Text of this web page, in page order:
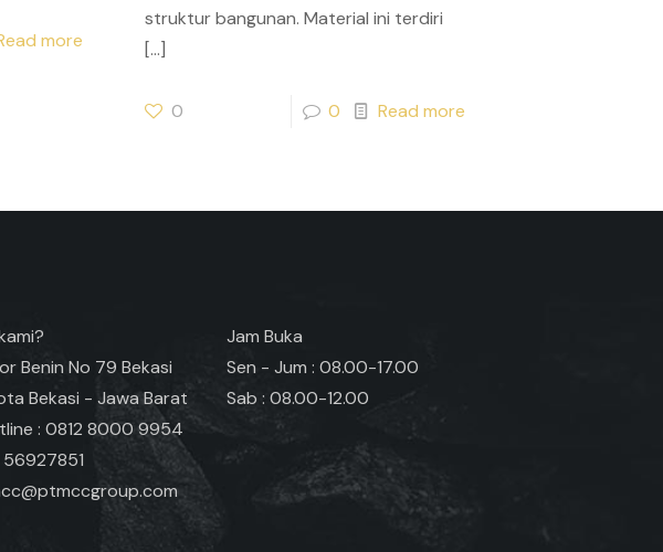
more
struktur bangunan. Material ini terdiri
[…]
0 0 Read more
Benin No 79 Bekasi
Bekasi - Jawa Barat
: 0812 8000 9954
56927851
Jam Buka
Sen - Jum : 08.00-17.00
Sab : 08.00-12.00